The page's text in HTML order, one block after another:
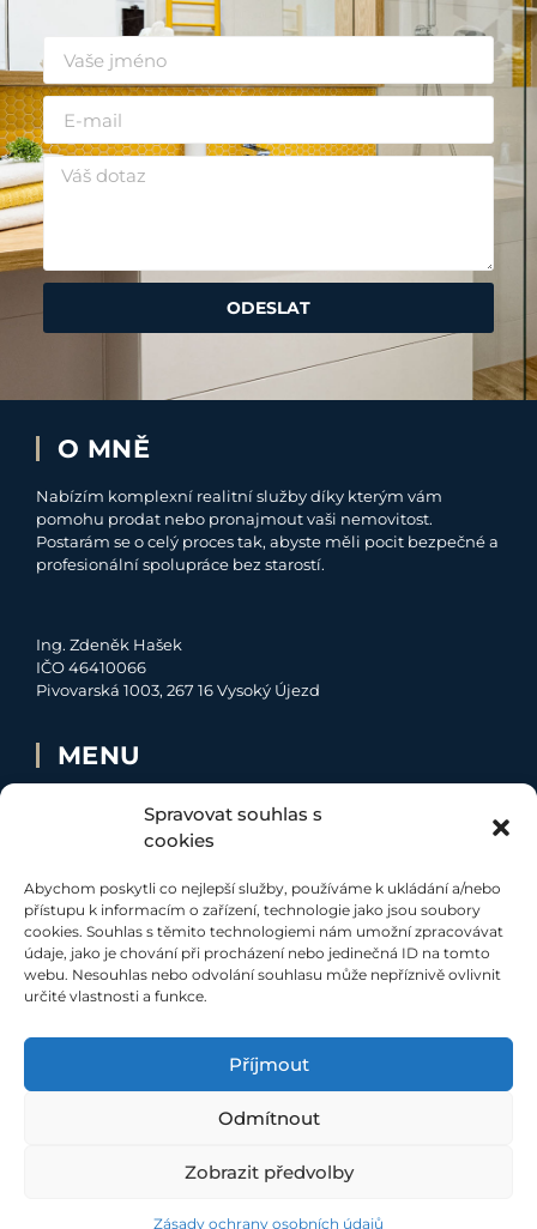
Spravovat souhlas s
cookies
Abychom poskytli co nejlepší služby, používáme k ukládání a/nebo
přístupu k informacím o zařízení, technologie jako jsou soubory
cookies. Souhlas s těmito technologiemi nám umožní zpracovávat
údaje, jako je chování při procházení nebo jedinečná ID na tomto
webu. Nesouhlas nebo odvolání souhlasu může nepříznivě ovlivnit
určité vlastnosti a funkce.
Příjmout
Odmítnout
Zobrazit předvolby
Zásady ochrany osobních údajů
ODESLAT
O MNĚ
Nabízím komplexní realitní služby díky kterým vám
pomohu prodat nebo pronajmout vaši nemovitost.
Postarám se o celý proces tak, abyste měli pocit bezpečné a
profesionální spolupráce bez starostí.
Ing. Zdeněk Hašek
IČO 46410066
Pivovarská 1003, 267 16 Vysoký Újezd
MENU
KONTAKT
SOCIÁLNÍ SÍTĚ
Při poskytování našich služeb nám pomáhají soubory cookie.
|Ochrana osobních údajů